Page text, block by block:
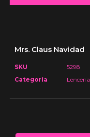
Mrs. Claus Navidad
SKU
5298
Categoría
Lencería